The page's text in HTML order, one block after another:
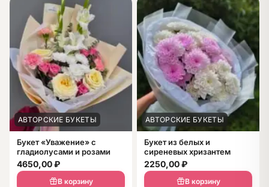
АВТОРСКИЕ БУКЕТЫ
Букет «Уважение» с
гладиолусами и розами
4650,00₽
В корзину
АВТОРСКИЕ БУКЕТЫ
Букет из белых и
сиреневых хризантем
2250,00₽
В корзину